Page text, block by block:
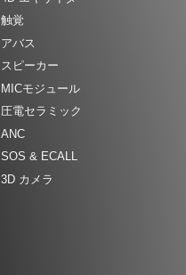
触覚
アバス
スピーカー
MICモジュール
圧電セラミック
ANC
SOS & ECALL
3D カメラ